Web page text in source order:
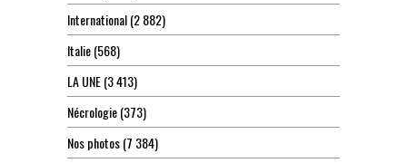
International(2 882)
Italie(568)
LA UNE(3 413)
Nécrologie(373)
Nos photos(7 384)